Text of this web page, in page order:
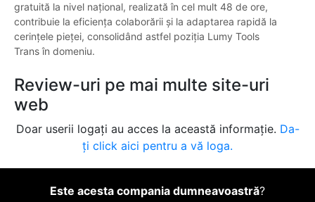
gratuită la nivel național, realizată în cel mult 48 de ore,
contribuie la eficiența colaborării și la adaptarea rapidă la
cerințele pieței, consolidând astfel poziția Lumy Tools
Trans în domeniu.
Review-uri pe mai multe site-uri
web
Doar userii logați au acces la această informație. Da-
ți click aici pentru a vă loga.
Este acesta compania dumneavoastră?